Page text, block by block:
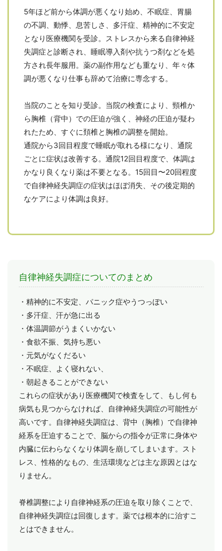
5年ほど前から体調が悪くなり始め、不眠症、胃腸
の不調、動悸、息苦しさ、多汗症、精神的に不安定
となり医療機関を受診。ストレスから来る自律神経
失調症と診断され、睡眠導入剤や抗うつ剤などを処
方され長年服用。薬の副作用なども重なり、年々体
調が悪くなり仕事も辞めて治療に専念する。
当院のことを知り受診。当院の検査により、頸椎か
ら胸椎（背中）での圧迫が強く、神経の圧迫が疑わ
れたため、すぐに頚椎と胸椎の調整を開始。
通院から3回目程度で睡眠が取れる様になり、通院
ごとに症状は改善する。通院12回目程度で、体調は
かなり良くなり薬は不要となる。15回目〜20回程度
で自律神経失調症の症状はほぼ消失、その後定期的
なケアにより体調は良好。
自律神経失調症についてのまとめ
・精神的に不安定、パニック症やうつっぽい
・多汗症、汗が急に出る
・体温調節がうまくいかない
・食欲不振、気持ち悪い
・元気がなくだるい
・不眠症、よく寝れない、
・朝起きることができない
これらの症状があり医療機関で検査をして、もし何も
病気も見つからなければ、自律神経失調症の可能性が
高いです。自律神経失調症は、背中（胸椎）で自律神
経系を圧迫することで、脳からの指令が正常に身体や
内臓に伝わらなくなり体調を崩してしまいます。スト
レス、性格的なもの、生活環境などは主な原因とはな
りません。
脊椎調整により自律神経系の圧迫を取り除くことで、
自律神経失調症は回復します。薬では根本的に治すこ
とはできません。